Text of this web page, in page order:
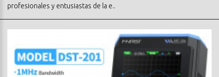
profesionales y entusiastas de la e..